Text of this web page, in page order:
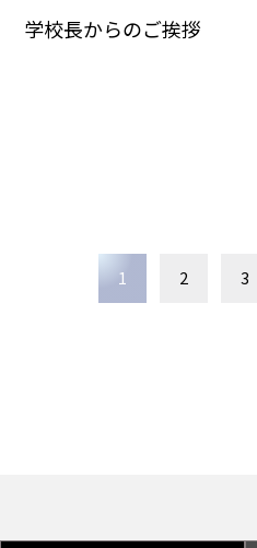
学校長からのご挨拶
1 2 3